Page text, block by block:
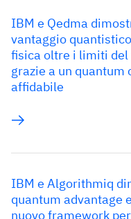
IBM e Qedma
vantaggio
fisica oltre i limiti
grazie a un quantum
affidabile
IBM e Algorithmiq
quantum advantage
nuovo framework